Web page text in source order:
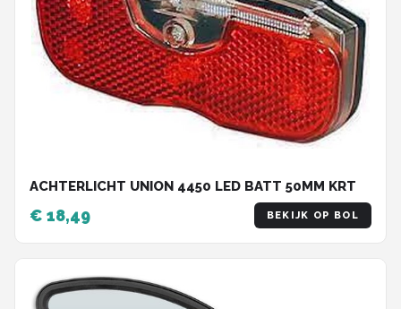
ACHTERLICHT UNION 4450 LED BATT 50MM KRT
€ 18,49 BEKIJK OP BOL